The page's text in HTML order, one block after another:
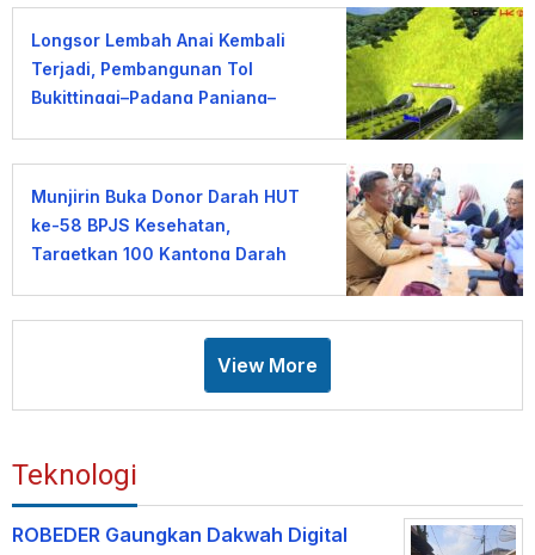
Longsor Lembah Anai Kembali
Terjadi, Pembangunan Tol
Bukittinggi–Padang Panjang–
Munjirin Buka Donor Darah HUT
ke-58 BPJS Kesehatan,
Targetkan 100 Kantong Darah
View More
Teknologi
ROBEDER Gaungkan Dakwah Digital